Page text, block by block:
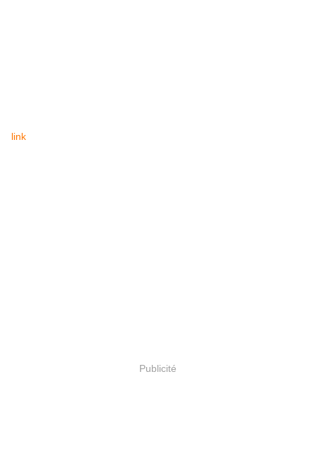
link
Publicité